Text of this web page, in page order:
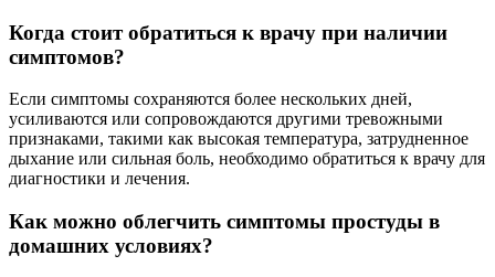
Когда стоит обратиться к врачу при наличии
симптомов?
Если симптомы сохраняются более нескольких дней,
усиливаются или сопровождаются другими тревожными
признаками, такими как высокая температура, затрудненное
дыхание или сильная боль, необходимо обратиться к врачу для
диагностики и лечения.
Как можно облегчить симптомы простуды в
домашних условиях?